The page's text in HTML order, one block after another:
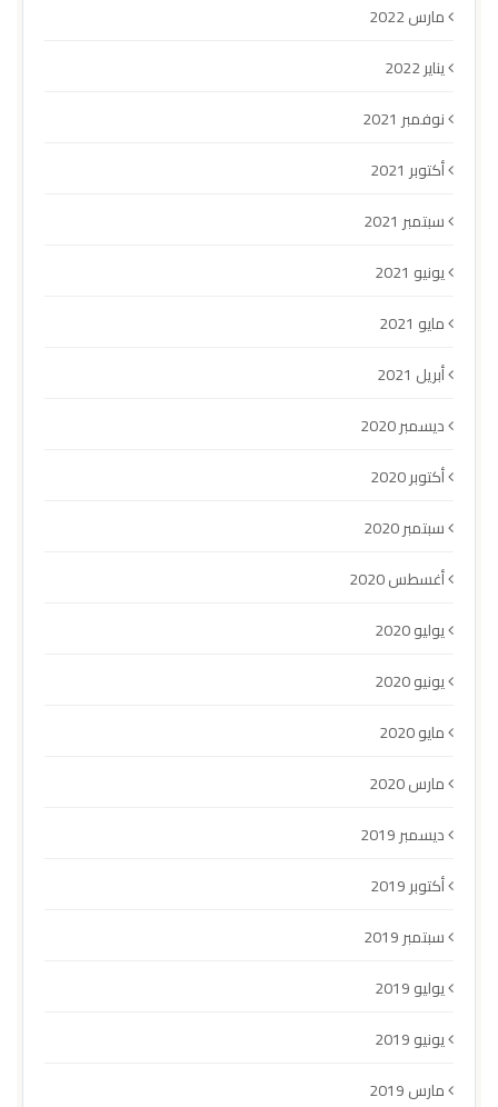
مارس 2022
يناير 2022
نوفمبر 2021
أكتوبر 2021
سبتمبر 2021
يونيو 2021
مايو 2021
أبريل 2021
ديسمبر 2020
أكتوبر 2020
سبتمبر 2020
أغسطس 2020
يوليو 2020
يونيو 2020
مايو 2020
مارس 2020
ديسمبر 2019
أكتوبر 2019
سبتمبر 2019
يوليو 2019
يونيو 2019
مارس 2019